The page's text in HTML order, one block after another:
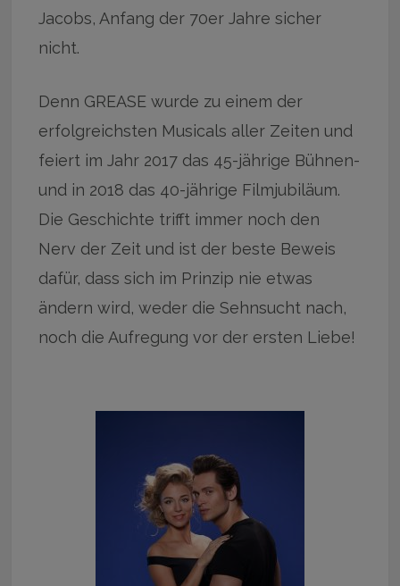
Jacobs, Anfang der 70er Jahre sicher
nicht.
Denn GREASE wurde zu einem der
erfolgreichsten Musicals aller Zeiten und
feiert im Jahr 2017 das 45-jährige Bühnen-
und in 2018 das 40-jährige Filmjubiläum.
Die Geschichte trifft immer noch den
Nerv der Zeit und ist der beste Beweis
dafür, dass sich im Prinzip nie etwas
ändern wird, weder die Sehnsucht nach,
noch die Aufregung vor der ersten Liebe!